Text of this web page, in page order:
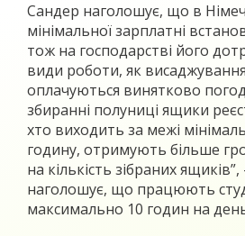
Сандер наголошує, що в
мінімальної зарплатні
тож на господарстві його
види роботи, як
оплачуються винятково
збиранні полуниці ящики
хто виходить за межі
годину, отримують більше
на кількість зібраних
наголошує, що працюють
максимально 10 годин на